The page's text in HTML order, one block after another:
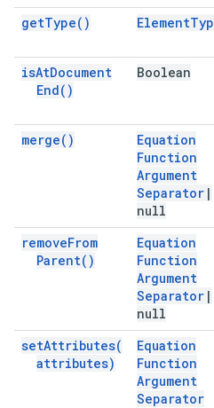
getType( ) Element
isAtDocument
End( )
Boolean
merge( )
Equation
Function
Argument
Separator |
null
removeFrom
Parent( )
Equation
Function
Argument
Separator |
null
setAttributes(
attributes)
Equation
Function
Argument
Separator